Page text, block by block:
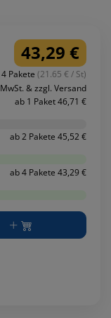
43,29 €
Pakete (21.65 € / St)
& zzgl. Versand
ab 1 Paket 46,71 €
ab 2 Pakete 45,52 €
ab 4 Pakete 43,29 €